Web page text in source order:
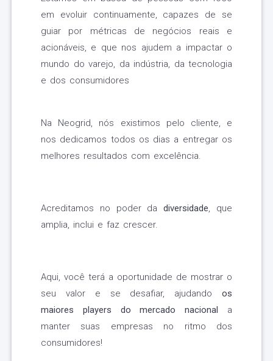
em evoluir continuamente, capazes de se
guiar por métricas de negócios reais e
acionáveis, e que nos ajudem a impactar o
mundo do varejo, da indústria, da tecnologia
e dos consumidores
Na Neogrid, nós existimos pelo cliente, e
nos dedicamos todos os dias a entregar os
melhores resultados com excelência.
Acreditamos no poder dadiversidade, que
amplia, inclui e faz crescer.
Aqui, você terá a oportunidade de mostrar o
seu valor e se desafiar, ajudando os
maiores players do mercado nacional a
manter suas empresas no ritmo dos
consumidores!